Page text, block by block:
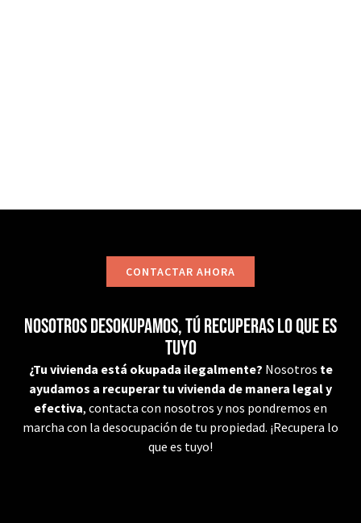
CONTACTAR AHORA
Nosotros desokupamos, tú recuperas lo que es
tuyo
¿Tu vivienda está okupada ilegalmente? Nosotros te
ayudamos a recuperar tu vivienda de manera legal y
efectiva, contacta con nosotros y nos pondremos en
marcha con la desocupación de tu propiedad. ¡Recupera lo
que es tuyo!